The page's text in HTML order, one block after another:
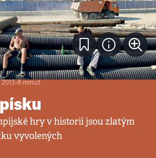
2013•8 minut
hry v historii jsou zlatým
vyvolených